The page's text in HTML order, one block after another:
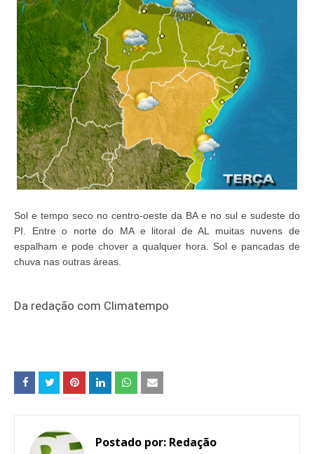
Sol e tempo seco no centro-oeste da BA e no sul e sudeste do
PI. Entre o norte do MA e litoral de AL muitas nuvens de
espalham e pode chover a qualquer hora. Sol e pancadas de
chuva nas outras áreas.
Da redação com Climatempo
Postado por: Redação